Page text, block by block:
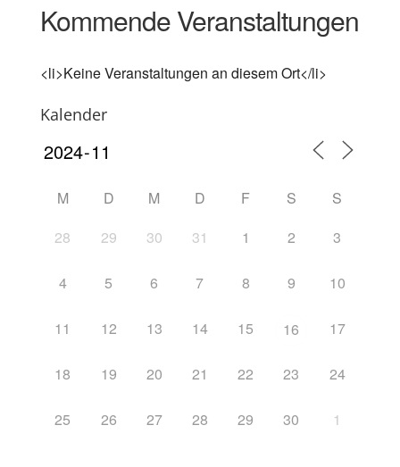
Kommende Veranstaltungen
<li>Keine Veranstaltungen an diesem Ort</li>
Kalender
M D M D F S
S
28
29 30 31 1 2 3
4 5 6 7 8 9 10
11 12 13 14 15 16 17
18 19 20 21 22 23 24
25 26 27 28 29 30 1